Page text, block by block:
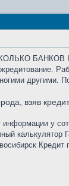
БАНКОВ
другими.
взяв
у
калькулятор
Кредит